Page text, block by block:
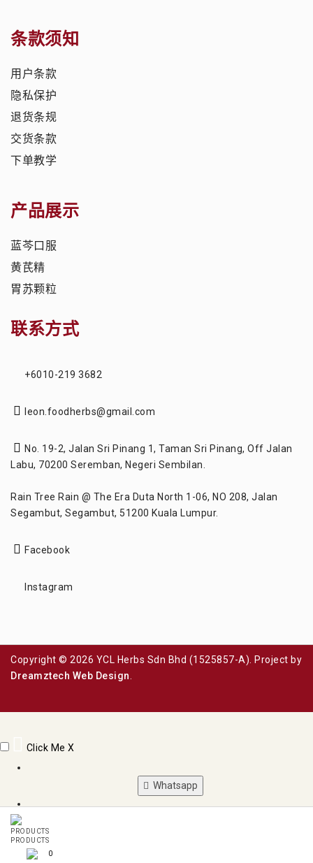
条款须知
用户条款
隐私保护
退货条规
交货条款
下单教学
产品展示
蓝芩口服
黄芪精
胃苏颗粒
联系方式
+6010-219 3682
leon.foodherbs@gmail.com
No. 19-2, Jalan Sri Pinang 1, Taman Sri Pinang, Off Jalan
Labu, 70200 Seremban, Negeri Sembilan.
Rain Tree Rain @ The Era Duta North 1-06, NO 208, Jalan
Segambut, Segambut, 51200 Kuala Lumpur.
Facebook
Instagram
Copyright © 2026 YCL Herbs Sdn Bhd (1525857-A). Project by
Dreamztech Web Design
PRODUCTS
0
Click Me X
Whatsapp